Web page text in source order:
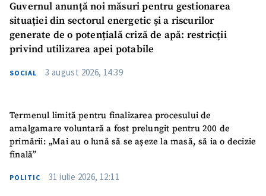
Guvernul anunță noi măsuri pentru gestionarea
situației din sectorul energetic și a riscurilor
generate de o potențială criză de apă: restricții
privind utilizarea apei potabile
SOCIAL 3 august 2026, 14:39
Termenul limită pentru finalizarea procesului de
amalgamare voluntară a fost prelungit pentru 200 de
primării: „Mai au o lună să se așeze la masă, să ia o decizie
finală”
POLITIC 31 iulie 2026, 12:11